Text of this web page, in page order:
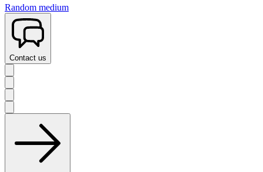
Random medium
Contact us